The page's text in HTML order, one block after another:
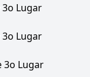
3o Lugar
3o Lugar
3o Lugar